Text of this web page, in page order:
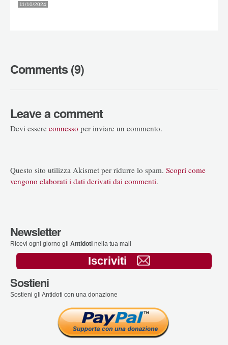
11/10/2024
Comments (9)
Leave a comment
Devi essere connesso per inviare un commento.
Questo sito utilizza Akismet per ridurre lo spam. Scopri come
vengono elaborati i dati derivati dai commenti.
Newsletter
Ricevi ogni giorno gli Antidoti nella tua mail
Iscriviti
Sostieni
Sostieni gli Antidoti con una donazione